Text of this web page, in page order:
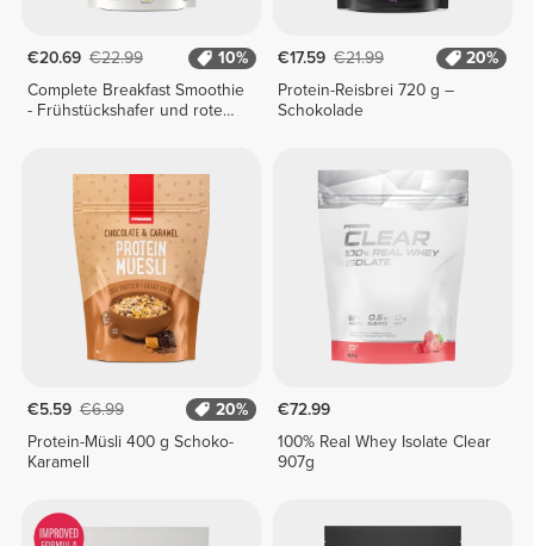
€20.69 €22.99
10%
Complete Breakfast Smoothie
- Frühstückshafer und rote
€17.59 €21.99
20%
Protein-Reisbrei 720 g –
Schokolade
€5.59 €6.99
20%
Protein-Müsli 400 g Schoko-
Karamell
€72.99
100% Real Whey Isolate Clear
907g